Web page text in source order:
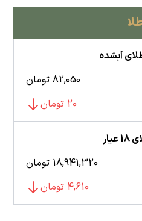
آبشده
82,050 تومان
20 تومان
18,941,320 تومان
4,610 تومان